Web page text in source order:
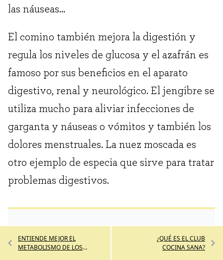
las náuseas…
El comino también mejora la digestión y
regula los niveles de glucosa y el azafrán es
famoso por sus beneficios en el aparato
digestivo, renal y neurológico. El jengibre se
utiliza mucho para aliviar infecciones de
garganta y náuseas o vómitos y también los
dolores menstruales. La nuez moscada es
otro ejemplo de especia que sirve para tratar
problemas digestivos.
LO MÁS VISTO
ENTIENDE MEJOR EL
METABOLISMO DE LOS
¿QUÉ ES EL CLUB
COCINA SANA?